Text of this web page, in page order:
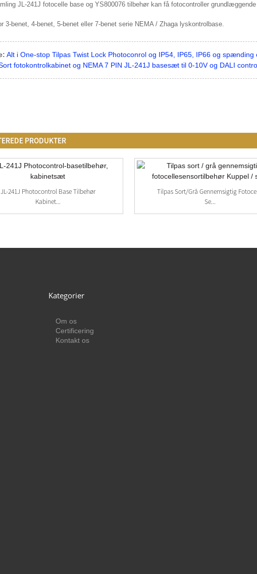
JL-241J fotocelle base og YS800076 tilbehør kan få fotocontroller
3-benet, 4-benet, 5-benet eller 7-benet serie NEMA / Zhaga lyskontrolbase.
Alt i One-stop Tilpas Twist Lock Photoconrol og IP54, IP65, IP66 og spænding
fotokontrolkabinet og NEMA 7 PIN JL-241J basesæt til 0-10V og DALI
PRODUKTER
JL-241J Photocontrol Base Tilbehør
Kabinet...
Tilpas Sort/grå Gennemsigtig
Se...
Kategorier
Om os
Certificering
Kontakt os